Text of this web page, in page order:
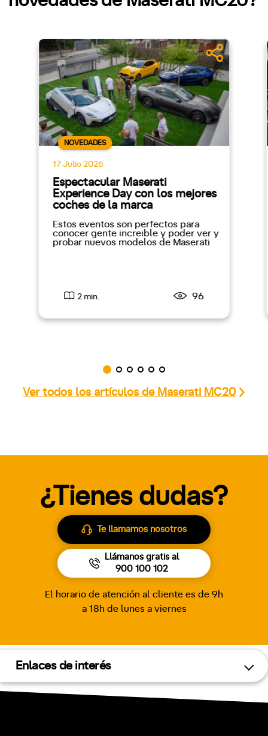
NOVEDADES
17 Julio 2026
Espectacular Maserati
Experience Day con los mejores
coches de la marca
Estos eventos son perfectos para
conocer gente increible y poder ver y
probar nuevos modelos de Maserati
2 min. 96
Ver todos los artículos de Maserati MC20
¿Tienes dudas?
Te llamamos nosotros
Llámanos gratis al
900 100 102
El horario de atención al cliente es de 9h
a 18h de lunes a viernes
Enlaces de interés